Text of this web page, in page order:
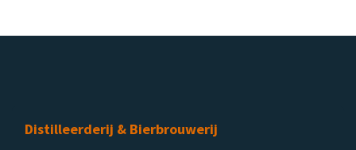
Distilleerderij & Bierbrouwerij